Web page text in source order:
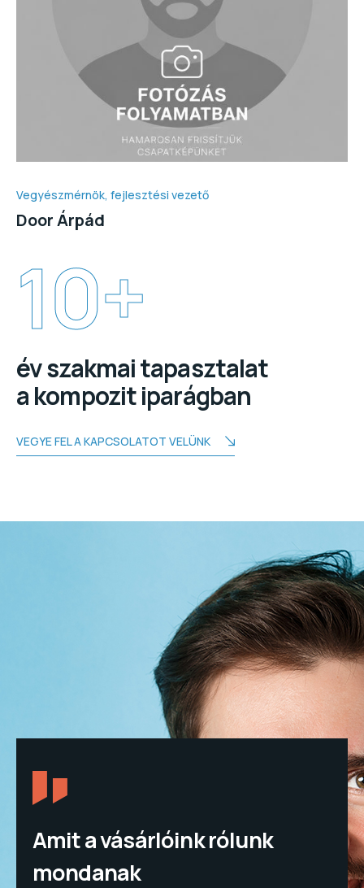
Vegyészmérnök, fejlesztési vezető
Door Árpád
év szakmai tapasztalat
a kompozit iparágban
10+
VEGYE FEL A KAPCSOLATOT VELÜNK
Amit a vásárlóink rólunk
mondanak